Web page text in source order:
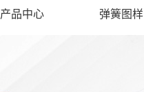
产品中心 弹簧图样